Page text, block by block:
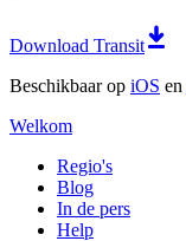
Download Transit
Beschikbaar op iOS en
Welkom
Regio's
Blog
In de pers
Help